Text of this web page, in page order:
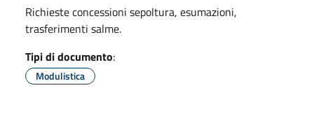
Richieste concessioni sepoltura, esumazioni,
trasferimenti salme.
Tipi di documento:
Modulistica